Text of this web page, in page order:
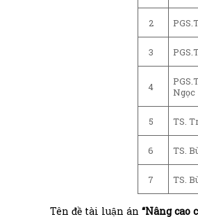
2
3
4
Ngọc
5 TS.
6 TS.
7 TS.
Tên đề tài luận án “Nâng